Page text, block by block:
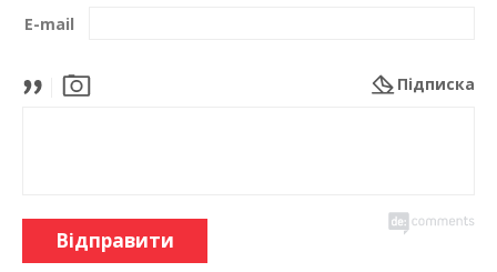
E-mail
Підписка
Відправити